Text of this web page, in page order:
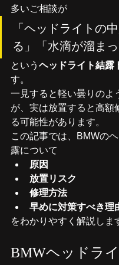
多いご相談が
「ヘッドライトの
る」「水滴が溜まっ
という ヘッドライト結露
す。
一見すると軽い曇りのよ
が、実は放置すると高額
る可能性があります。
この記事では、BMWの
露について
原因
放置リスク
修理方法
早めに対策すべき理
をわかりやすく解説しま
BMWヘッドラ